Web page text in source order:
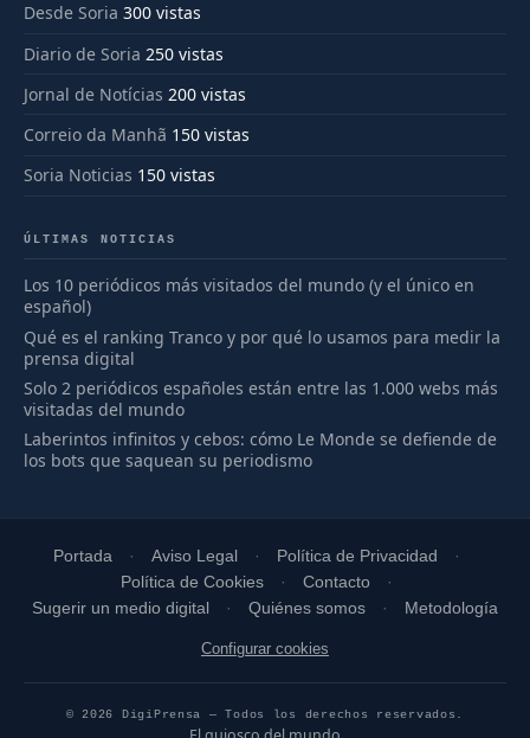
Desde Soria 300 vistas
Diario de Soria 250 vistas
Jornal de Notícias 200 vistas
Correio da Manhã 150 vistas
Soria Noticias 150 vistas
ÚLTIMAS NOTICIAS
Los 10 periódicos más visitados del mundo (y el único en
español)
Qué es el ranking Tranco y por qué lo usamos para medir la
prensa digital
Solo 2 periódicos españoles están entre las 1.000 webs más
visitadas del mundo
Laberintos infinitos y cebos: cómo Le Monde se defiende de
los bots que saquean su periodismo
Portada Aviso Legal
Política de Privacidad
Política de Cookies
Contacto
Sugerir un medio digital
Quiénes somos Metodología
Configurar cookies
© 2026 DigiPrensa — Todos los derechos reservados.